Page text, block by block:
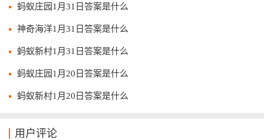
蚂蚁庄园1月31日答案是什么
神奇海洋1月31日答案是什么
蚂蚁新村1月31日答案是什么
蚂蚁庄园1月20日答案是什么
蚂蚁新村1月20日答案是什么
用户评论